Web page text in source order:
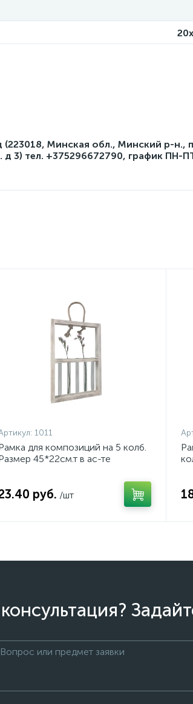
Минская обл., Минский р-н.,
д 3) тел. +375296672790, график ПН-
1011
для композиций на 5 колб.
45*22см.т в ас-те
руб. /шт